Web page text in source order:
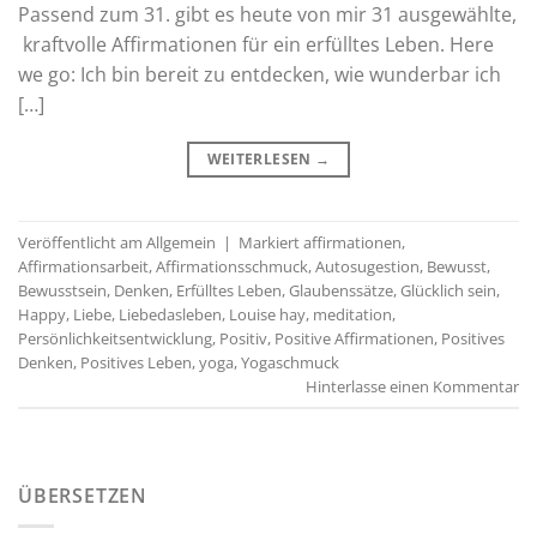
Passend zum 31. gibt es heute von mir 31 ausgewählte,
kraftvolle Affirmationen für ein erfülltes Leben. Here
we go: Ich bin bereit zu entdecken, wie wunderbar ich
[…]
WEITERLESEN →
Veröffentlicht am Allgemein | Markiertaffirmationen,
Affirmationsarbeit,Affirmationsschmuck,Autosugestion, Bewusst,
Bewusstsein, Denken, Erfülltes Leben,Glaubenssätze,Glücklich sein,
Happy, Liebe, Liebedasleben, Louise hay, meditation,
Persönlichkeitsentwicklung, Positiv, Positive Affirmationen, Positives
Denken, Positives Leben,yoga,Yogaschmuck
Hinterlasse einen Kommentar
ÜBERSETZEN